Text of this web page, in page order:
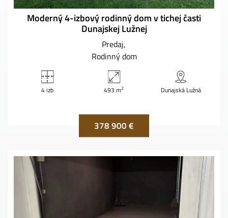
Moderný 4-izbový rodinný dom v tichej časti
Dunajskej Lužnej
Predaj
Rodinný dom
4 izb 493 m2 Dunajská Lužná
378 900 €